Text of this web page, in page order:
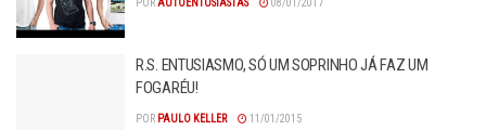
R.S. ENTUSIASMO, SÓ UM SOPRINHO JÁ FAZ UM
FOGARÉU!
POR PAULO KELLER 11/01/2015